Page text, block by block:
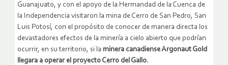
Guanajuato, y con el apoyo de la Hermandad de la Cuenca de
la Independencia visitaron la mina de Cerro de San Pedro, San
Luis Potosí, con el propósito de conocer de manera directa los
devastadores efectos de la minería a cielo abierto que podrían
ocurrir, en su territorio, si la minera canadiense Argonaut Gold
llegara a operar el proyecto Cerro del Gallo.